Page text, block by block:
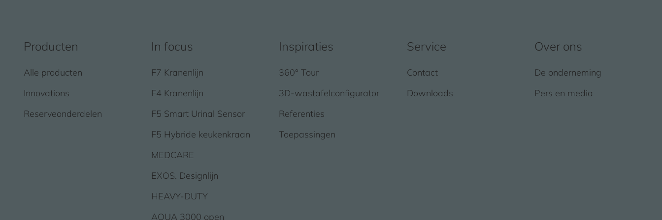
Producten
Alle producten
Innovations
Reserveonderdelen
In focus
F7 Kranenlijn
F4 Kranenlijn
F5 Smart Urinal Sensor
F5 Hybride keukenkraan
MEDCARE
EXOS. Designlijn
HEAVY-DUTY
AQUA 3000 open
Inspiraties
360° Tour
3D-wastafelconfigurator
Referenties
Toepassingen
Service
Contact
Downloads
Over ons
De onderneming
Pers en media